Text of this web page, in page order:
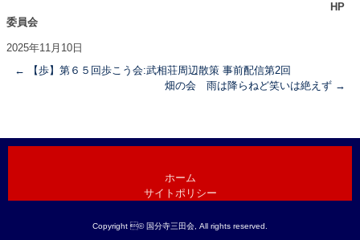
HP
委員会
2025年11月10日
←
【歩】第６５回歩こう会:武相荘周辺散策 事前配信第2回
畑の会 雨は降らねど笑いは絶えず →
ホーム
サイトポリシー
Copyright © 国分寺三田会, All rights reserved.